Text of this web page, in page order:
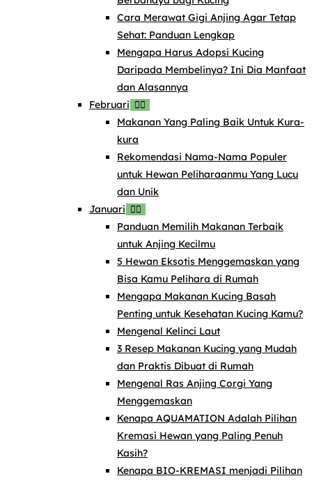
Cara Merawat Gigi Anjing Agar Tetap
Sehat: Panduan Lengkap
Mengapa Harus Adopsi Kucing
Daripada Membelinya? Ini Dia Manfaat
dan Alasannya
Februari
Makanan Yang Paling Baik Untuk Kura-
kura
Rekomendasi Nama-Nama Populer
untuk Hewan Peliharaanmu Yang Lucu
dan Unik
Januari
Panduan Memilih Makanan Terbaik
untuk Anjing Kecilmu
5 Hewan Eksotis Menggemaskan yang
Bisa Kamu Pelihara di Rumah
Mengapa Makanan Kucing Basah
Penting untuk Kesehatan Kucing Kamu?
Mengenal Kelinci Laut
3 Resep Makanan Kucing yang Mudah
dan Praktis Dibuat di Rumah
Mengenal Ras Anjing Corgi Yang
Menggemaskan
Kenapa AQUAMATION Adalah Pilihan
Kremasi Hewan yang Paling Penuh
Kasih?
Kenapa BIO-KREMASI menjadi Pilihan